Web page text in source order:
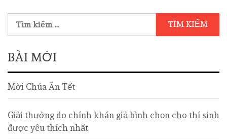
BÀI MỚI
Mời Chúa Ăn Tết
Giải thưởng do chính khán giả bình chọn cho thí sinh
được yêu thích nhất